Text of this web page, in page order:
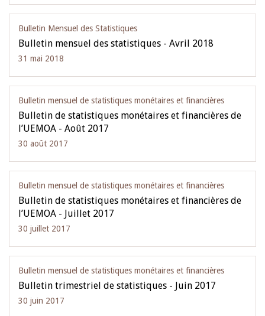
Bulletin Mensuel des Statistiques
Bulletin mensuel des statistiques - Avril 2018
31 mai 2018
Bulletin mensuel de statistiques monétaires et financières
Bulletin de statistiques monétaires et financières de
l’UEMOA - Août 2017
30 août 2017
Bulletin mensuel de statistiques monétaires et financières
Bulletin de statistiques monétaires et financières de
l’UEMOA - Juillet 2017
30 juillet 2017
Bulletin mensuel de statistiques monétaires et financières
Bulletin trimestriel de statistiques - Juin 2017
30 juin 2017